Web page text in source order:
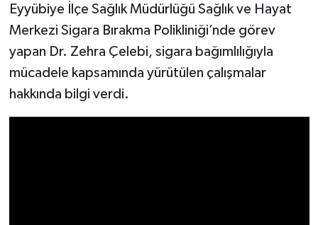
Eyyübiye İlçe Sağlık Müdürlüğü Sağlık ve Hayat
Merkezi Sigara Bırakma Polikliniği’nde görev
yapan Dr. Zehra Çelebi, sigara bağımlılığıyla
mücadele kapsamında yürütülen çalışmalar
hakkında bilgi verdi.
Sağlık
Siyaset
Spor